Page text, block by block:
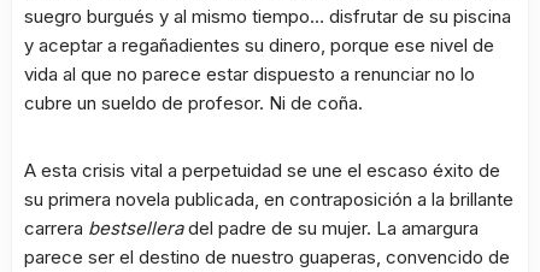
suegro burgués y al mismo tiempo… disfrutar de su piscina
y aceptar a regañadientes su dinero, porque ese nivel de
vida al que no parece estar dispuesto a renunciar no lo
cubre un sueldo de profesor. Ni de coña.
A esta crisis vital a perpetuidad se une el escaso éxito de
su primera novela publicada, en contraposición a la brillante
carrera bestselleradel padre de su mujer. La amargura
parece ser el destino de nuestro guaperas, convencido de